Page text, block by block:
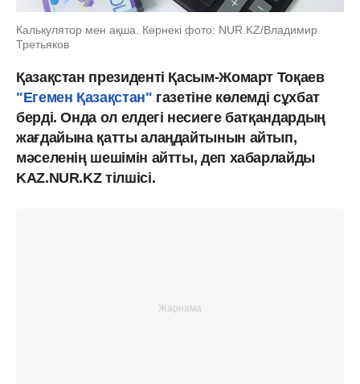
Калькулятор мен ақша. Көрнекі фото: NUR.KZ/Владимир
Третьяков
Қазақстан президенті Қасым-Жомарт Тоқаев
"Егемен Қазақстан" газетіне көлемді сұхбат
берді. Онда ол елдегі несиеге батқандардың
жағдайына қатты алаңдайтынын айтып,
мәселенің шешімін айтты, деп хабарлайды
KAZ.NUR.KZ тілшісі.